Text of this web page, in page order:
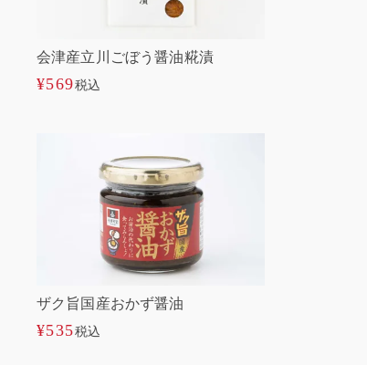
会津産立川ごぼう醤油糀漬
¥569税込
ザク旨国産おかず醤油
¥535税込